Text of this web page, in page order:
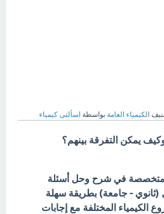
الكيمياء العامة بواسطة اسألنى كيمياء
يمكن التفرقة بينهم؟
متخصصة في شرح وحل أسئلة
(ثانوي - جامعة) بطريقة سهلة
المختلفة مع إجابات